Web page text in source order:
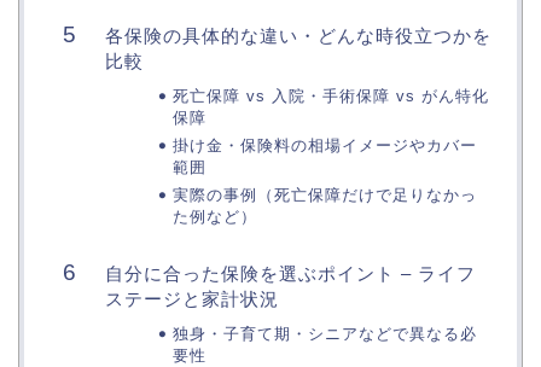
各保険の具体的な違い・どんな時役立つかを
比較
死亡保障 vs 入院・手術保障 vs がん特化
保障
掛け金・保険料の相場イメージやカバー
範囲
実際の事例（死亡保障だけで足りなかっ
た例など）
自分に合った保険を選ぶポイント – ライフ
ステージと家計状況
独身・子育て期・シニアなどで異なる必
要性